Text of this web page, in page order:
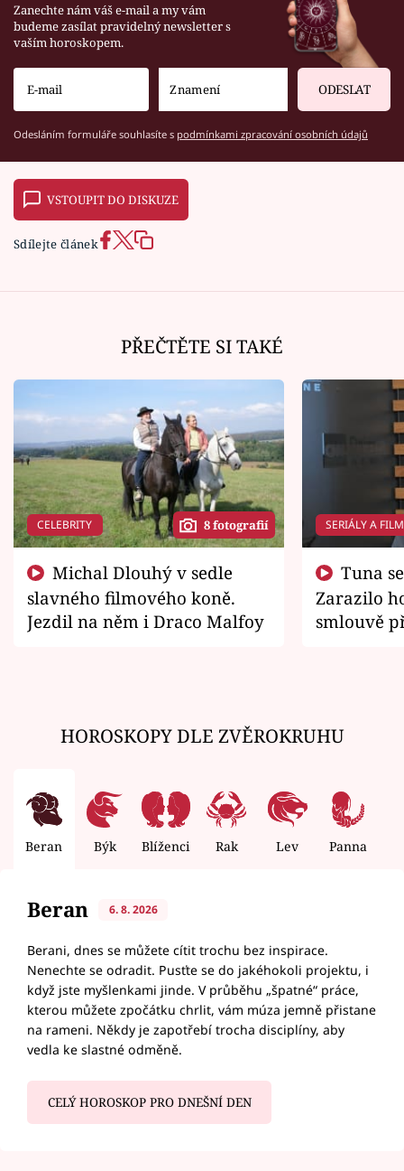
Zanechte nám váš e-mail a my vám
budeme zasílat pravidelný newsletter s
vaším horoskopem.
ODESLAT
Odesláním formuláře souhlasíte s podmínkami zpracování osobních údajů
VSTOUPIT DO DISKUZE
Sdílejte článek
PŘEČTĚTE SI TAKÉ
CELEBRITY 8 fotografií
slavného filmového koně.
Jezdil na něm i Draco Malfoy
SERIÁLY A
Zarazilo
smlouvě
HOROSKOPY DLE ZVĚROKRUHU
Beran Býk Blíženci Rak Lev Panna
Beran 6. 8. 2026
Berani, dnes se můžete cítit trochu bez inspirace.
Nenechte se odradit. Pusťte se do jakéhokoli projektu, i
když jste myšlenkami jinde. V průběhu „špatné“ práce,
kterou můžete zpočátku chrlit, vám múza jemně přistane
na rameni. Někdy je zapotřebí trocha disciplíny, aby
vedla ke slastné odměně.
CELÝ HOROSKOP PRO DNEŠNÍ DEN